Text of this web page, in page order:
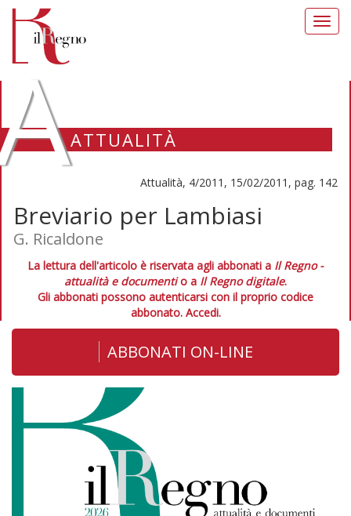
ATTUALITÀ
Attualità, 4/2011, 15/02/2011, pag. 142
Breviario per Lambiasi
G. Ricaldone
La lettura dell'articolo è riservata agli abbonati a Il Regno -
attualità e documentio a Il Regno digitale.
Gli abbonati possono autenticarsi con il proprio codice
abbonato. Accedi.
ABBONATI ON-LINE